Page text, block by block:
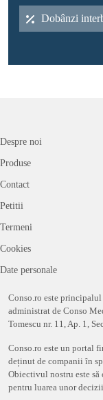
Dobânzi
Despre noi
Produse
Contact
Petitii
Termeni
Cookies
Date personale
Conso.ro este
administrat de Conso
Tomescu nr. 11, Ap. 1,
Conso.ro este un portal
deținut de companii în
Obiectivul nostru este
pentru luarea unor